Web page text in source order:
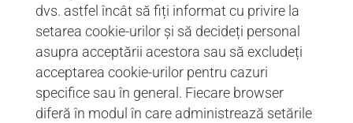
dvs. astfel încât să fiți informat cu privire la
setarea cookie-urilor și să decideți personal
asupra acceptării acestora sau să excludeți
acceptarea cookie-urilor pentru cazuri
specifice sau în general. Fiecare browser
diferă în modul în care administrează setările